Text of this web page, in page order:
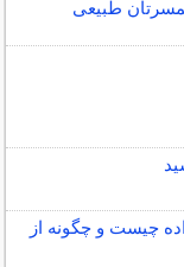
طبیعی
چیست و چگونه از